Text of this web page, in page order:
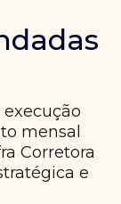
mensal
Corretora
e